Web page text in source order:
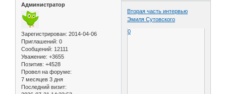
Администратор
Зарегистрирован: 2014-04-06
Приглашений: 0
Сообщений: 12111
Уважение: +3655
Позитив: +4528
Провел на форуме:
7 месяцев 3 дня
Последний визит:
Вторая часть интервью
Эмиля Сутовского
0